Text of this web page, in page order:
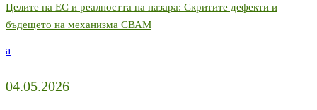
Целите на ЕС и реалността на пазара: Скритите дефекти и
бъдещето на механизма СВАМ
a
04.05.2026